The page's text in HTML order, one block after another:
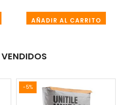
AÑADIR AL CARRITO
-5%